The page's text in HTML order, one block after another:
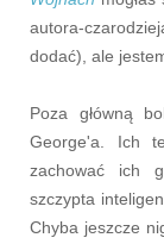
autora-
dodać), ale
Poza główną
George'a. Ich
zachować ich
szczypta
Chyba jeszcze